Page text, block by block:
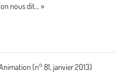
nous dit… »
(n° 81, janvier 2013)